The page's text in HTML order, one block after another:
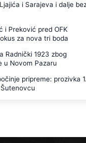
i Sarajeva i dalje
i Preković pred OFK
za nova tri boda
Radnički 1923 zbog
u Novom Pazaru
pripreme: prozivka 1.